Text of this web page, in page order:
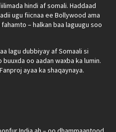
hindi af somali. Haddaad
ugu fiicnaa ee Bollywood ama
– halkan baa laguugu soo
lagu dubbiyay af Somaali si
oo aadan waxba ka lumin.
ayaa ka shaqaynaya.